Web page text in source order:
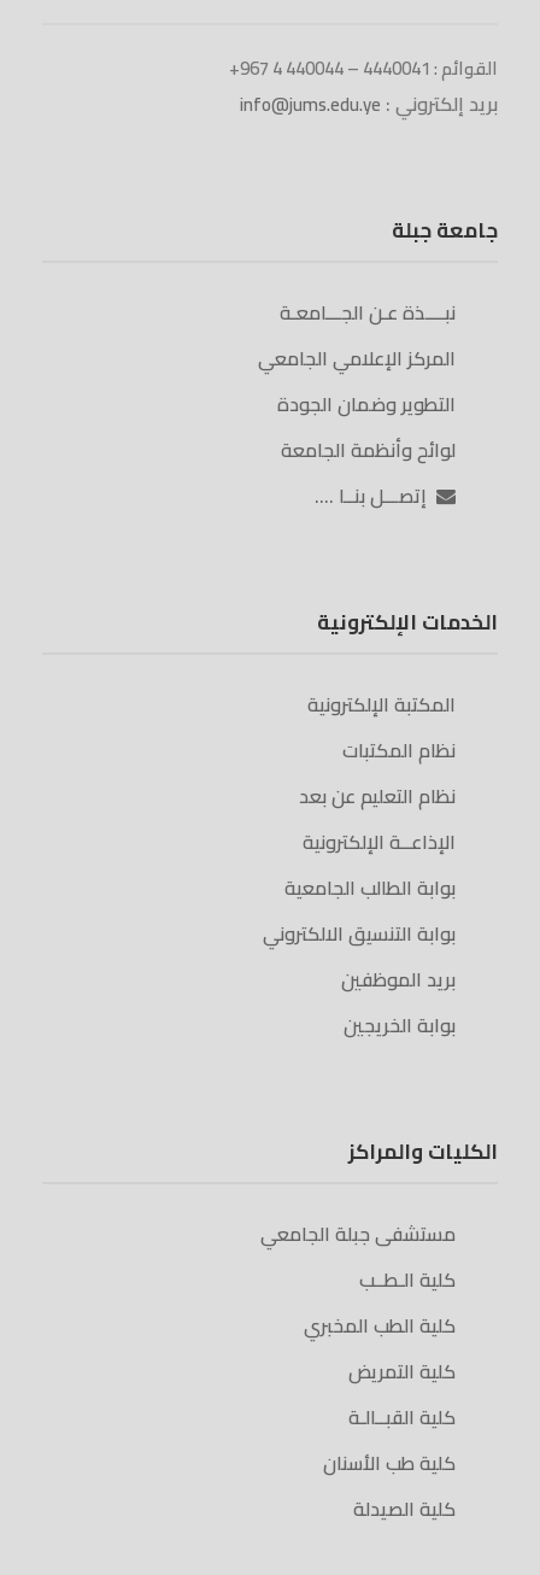
القوائم : 4440041 – 440044 4 967+
بريد إلكتروني : info@jums.edu.ye
جامعة جبلة
نبــــذة عـن الجـــامعـة
المركز الإعلامي الجامعي
التطوير وضمان الجودة
لوائح وأنظمة الجامعة
إتصـــل بنــا ….
الخدمات الإلكترونية
المكتبة الإلكترونية
نظام المكتبات
نظام التعليم عن بعد
الإذاعــة الإلكترونية
بوابة الطالب الجامعية
بوابة التنسيق الالكتروني
بريد الموظفين
بوابة الخريجين
الكليات والمراكز
مستشفى جبلة الجامعي
كلية الـطــب
كلية الطب المخبري
كلية التمريض
كلية القبــالـة
كلية طب الأسنان
كلية الصيدلة